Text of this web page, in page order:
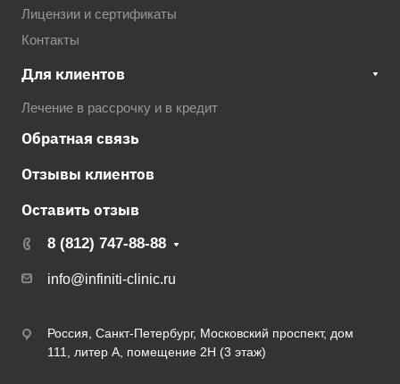
Лицензии и сертификаты
Контакты
Для клиентов
Лечение в рассрочку и в кредит
Обратная связь
Отзывы клиентов
Оставить отзыв
8 (812) 747-88-88
info@infiniti-clinic.ru
Россия, Санкт-Петербург, Московский проспект, дом
111, литер А, помещение 2Н (3 этаж)